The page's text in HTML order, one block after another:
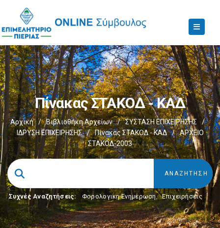
Πίνακας ΣΤΑΚΟΔ - ΚΑΔ
Αρχική / Βιβλιοθήκη Αρχείων / ΣΥΣΤΑΣΗ ΕΠΙΧΕΙΡΗΣΗΣ
/
ΙΔΡΥΣΗ ΕΠΙΧΕΙΡΗΣΗΣ
/ Πίνακας ΣΤΑΚΟΔ - ΚΑΔ /
ΑΡΧΕΙΟ
ΣΤΑΚΟΔ-2003
Συχνές Αναζητήσεις: Φορολογικη Ενημέρωση, Επιχειρήσεις